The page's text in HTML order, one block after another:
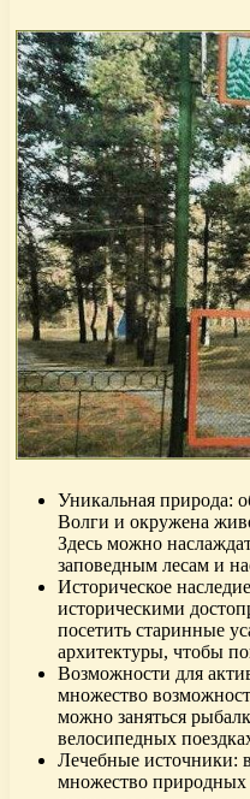
Уникальная природа:
Волги и окружена
Здесь можно
заповедным лесам и
Историческое
историческими
посетить старинные
архитектуры, чтобы
Возможности для
множество
можно заняться
велосипедных
Лечебные источники:
множество природных